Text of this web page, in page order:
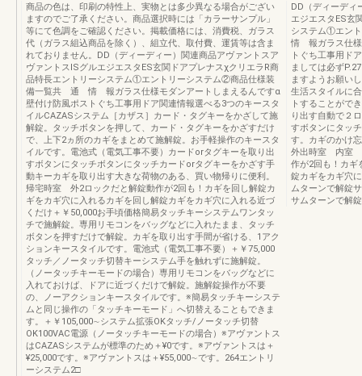
商品の色は、印刷の特性上、実物とは多少異なる場合がござい
ますのでご了承ください。商品選択時には「カラーサンプル」
等にて色調をご確認ください。掲載価格には、消費税、ガラス
代（ガラス組込商品を除く）、組立代、取付費、運賃等は含ま
れておりません。DD（ディーディー）関連商品アヴァントスア
ヴァントスISグルエジエスタES玄関ドアプレナスχクリエラR商
品特長エントリーシステム①エントリーシステム②商品仕様装
備一覧共 通 情 報ガラス仕様モダンアートしまえるんですα
壁付け防風ポストぐち工事用ドア関連情報選べる3つのキースタ
イルCAZASシステム［カザス］カード・タグキーをかざして施
解錠。タッチボタンを押して、カード・タグキーをかざすだけ
で、上下2ヵ所のカギをまとめて施解錠。お手軽操作のキースタ
イルです。電池式（電気工事不要）カードorタグキーを取り出
すボタンにタッチボタンにタッチカードorタグキーをかざす手
動キーカギを取り出す大きな荷物のある、買い物帰りに便利。
帰宅時室 外2ロックだと解錠動作が2回も！カギを回し解錠カ
ギをカギ穴に入れるカギを回し解錠カギをカギ穴に入れる近づ
くだけ＋￥50,000お手頃価格簡易タッチキーシステムワンタッ
チで施解錠。専用リモコンをバッグなどに入れたまま、タッチ
ボタンを押すだけで解錠。カギを取り出す手間が省ける、1アク
ションキースタイルです。電池式（電気工事不要）＋￥75,000
タッチ／ノータッチ切替キーシステム手を触れずに施解錠。
（ノータッチキーモードの場合）専用リモコンをバッグなどに
入れておけば、ドアに近づくだけで解錠。施解錠操作が不要
の、ノーアクションキースタイルです。※簡易タッチキーシステ
ムと同じ操作の「タッチキーモード」へ切替えることもできま
す。＋￥105,000∼システム拡張OKタッチ/ノータッチ切替
OK100VAC電源（ノータッチキーモードの場合）※アヴァントス
はCAZASシステムが標準のため＋¥0です。※アヴァントスは＋
¥25,000です。※アヴァントスは＋¥55,000∼です。264エントリ
ーシステム2□
DD（ディーディ
エジエスタES玄
システム①エン
情 報ガラス仕様
トぐち工事用ド
ましては必ず
ますようお願い
生活スタイルに
トすることがで
り出す自動で２
すボタンにタッ
す。カギのかけ
外出時室 内室
作が2回も！カギ
錠カギをカギ穴
ムターンで解錠
サムターンで解